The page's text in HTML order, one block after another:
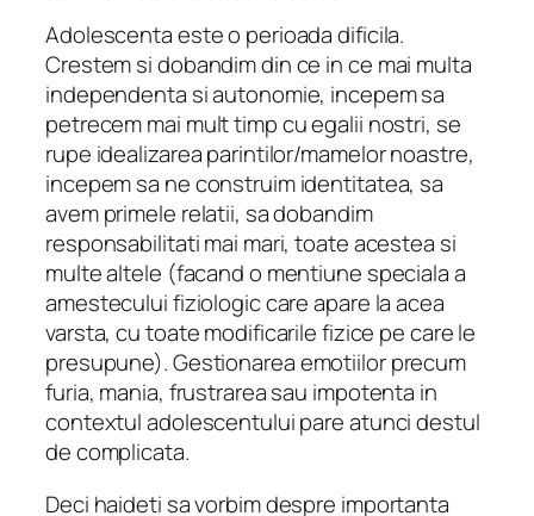
Adolescenta este o perioada dificila.
Crestem si dobandim din ce in ce mai multa
independenta si autonomie, incepem sa
petrecem mai mult timp cu egalii nostri, se
rupe idealizarea parintilor/mamelor noastre,
incepem sa ne construim identitatea, sa
avem primele relatii, sa dobandim
responsabilitati mai mari, toate acestea si
multe altele (facand o mentiune speciala a
amestecului fiziologic care apare la acea
varsta, cu toate modificarile fizice pe care le
presupune).Gestionarea emotiilor precum
furia, mania, frustrarea sau impotenta in
contextul adolescentului pare atunci destul
de complicata.
Deci haideti sa vorbim despre importanta